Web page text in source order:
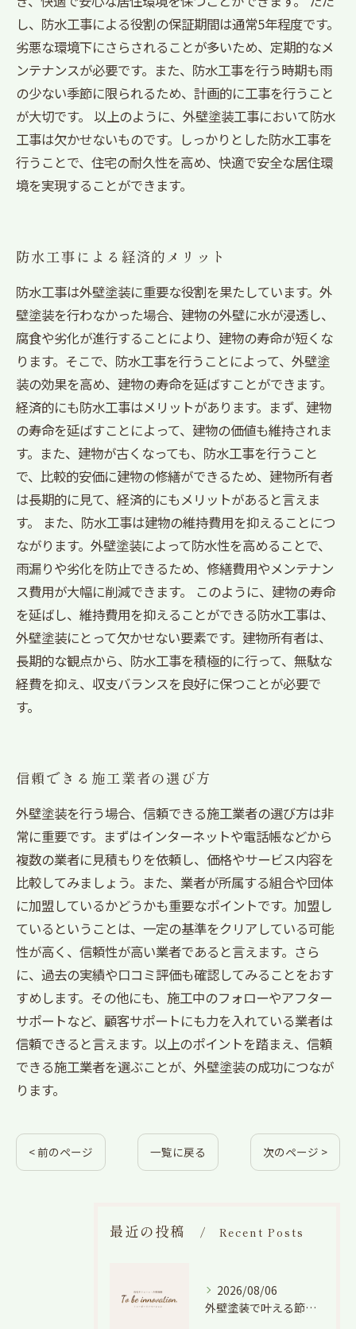
し、防水工事による役割の保証期間は通常5年程度です。
劣悪な環境下にさらされることが多いため、定期的なメ
ンテナンスが必要です。また、防水工事を行う時期も雨
の少ない季節に限られるため、計画的に工事を行うこと
が大切です。 以上のように、外壁塗装工事において防水
工事は欠かせないものです。しっかりとした防水工事を
行うことで、住宅の耐久性を高め、快適で安全な居住環
境を実現することができます。
防水工事による経済的メリット
防水工事は外壁塗装に重要な役割を果たしています。外
壁塗装を行わなかった場合、建物の外壁に水が浸透し、
腐食や劣化が進行することにより、建物の寿命が短くな
ります。そこで、防水工事を行うことによって、外壁塗
装の効果を高め、建物の寿命を延ばすことができます。
経済的にも防水工事はメリットがあります。まず、建物
の寿命を延ばすことによって、建物の価値も維持されま
す。また、建物が古くなっても、防水工事を行うこと
で、比較的安価に建物の修繕ができるため、建物所有者
は長期的に見て、経済的にもメリットがあると言えま
す。 また、防水工事は建物の維持費用を抑えることにつ
ながります。外壁塗装によって防水性を高めることで、
雨漏りや劣化を防止できるため、修繕費用やメンテナン
ス費用が大幅に削減できます。 このように、建物の寿命
を延ばし、維持費用を抑えることができる防水工事は、
外壁塗装にとって欠かせない要素です。建物所有者は、
長期的な観点から、防水工事を積極的に行って、無駄な
経費を抑え、収支バランスを良好に保つことが必要で
す。
信頼できる施工業者の選び方
外壁塗装を行う場合、信頼できる施工業者の選び方は非
常に重要です。まずはインターネットや電話帳などから
複数の業者に見積もりを依頼し、価格やサービス内容を
比較してみましょう。また、業者が所属する組合や団体
に加盟しているかどうかも重要なポイントです。加盟し
ているということは、一定の基準をクリアしている可能
性が高く、信頼性が高い業者であると言えます。さら
に、過去の実績や口コミ評価も確認してみることをおす
すめします。その他にも、施工中のフォローやアフター
サポートなど、顧客サポートにも力を入れている業者は
信頼できると言えます。以上のポイントを踏まえ、信頼
できる施工業者を選ぶことが、外壁塗装の成功につなが
ります。
< 前のページ 一覧に戻る 次のページ >
最近の投稿 Recent Posts
2026/08/06
外壁塗装で叶える節電効果と愛知県の相場や色選びのポイントを徹底解説